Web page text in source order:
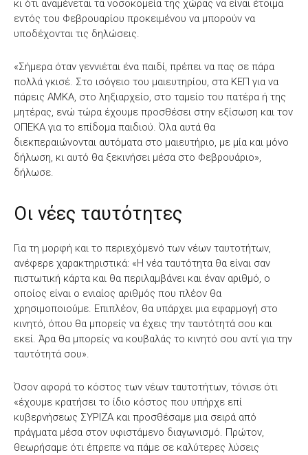
κι ότι αναμένεται τα νοσοκομεία της χώρας να είναι έτοιμα
εντός του Φεβρουαρίου προκειμένου να μπορούν να
υποδέχονται τις δηλώσεις.
«Σήμερα όταν γεννιέται ένα παιδί, πρέπει να πας σε πάρα
πολλά γκισέ. Στο ισόγειο του μαιευτηρίου, στα ΚΕΠ για να
πάρεις ΑΜΚΑ, στο ληξιαρχείο, στο ταμείο του πατέρα ή της
μητέρας, ενώ τώρα έχουμε προσθέσει στην εξίσωση και τον
ΟΠΕΚΑ για το επίδομα παιδιού. Όλα αυτά θα
διεκπεραιώνονται αυτόματα στο μαιευτήριο, με μία και μόνο
δήλωση, κι αυτό θα ξεκινήσει μέσα στο Φεβρουάριο»,
δήλωσε.
Οι νέες ταυτότητες
Για τη μορφή και το περιεχόμενό των νέων ταυτοτήτων,
ανέφερε χαρακτηριστικά: «Η νέα ταυτότητα θα είναι σαν
πιστωτική κάρτα και θα περιλαμβάνει και έναν αριθμό, ο
οποίος είναι ο ενιαίος αριθμός που πλέον θα
χρησιμοποιούμε. Επιπλέον, θα υπάρχει μια εφαρμογή στο
κινητό, όπου θα μπορείς να έχεις την ταυτότητά σου και
εκεί. Άρα θα μπορείς να κουβαλάς το κινητό σου αντί για την
ταυτότητά σου».
Όσον αφορά το κόστος των νέων ταυτοτήτων, τόνισε ότι
«έχουμε κρατήσει το ίδιο κόστος που υπήρχε επί
κυβερνήσεως ΣΥΡΙΖΑ και προσθέσαμε μια σειρά από
πράγματα μέσα στον υφιστάμενο διαγωνισμό. Πρώτον,
θεωρήσαμε ότι έπρεπε να πάμε σε καλύτερες λύσεις